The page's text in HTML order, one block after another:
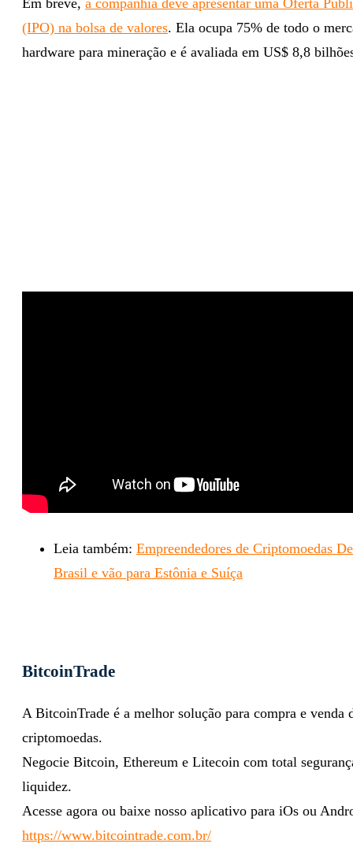
(IPO) na bolsa de valores. Ela ocupa 75% de todo o
hardware para mineração e é avaliada em US$ 8,8
Leia também: Empreendedores de Criptomoedas
Brasil e vão para Estônia e Suíça
BitcoinTrade
A BitcoinTrade é a melhor solução para compra e venda
criptomoedas.
Negocie Bitcoin, Ethereum e Litecoin com total
liquidez.
Acesse agora ou baixe nosso aplicativo para iOs ou
https://www.bitcointrade.com.br/